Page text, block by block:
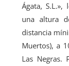
Ágata,
una altura
distancia
Muertos), a
Las Negras.